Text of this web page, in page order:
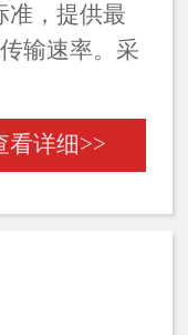
准，提供最
输速率。采
看详细>>